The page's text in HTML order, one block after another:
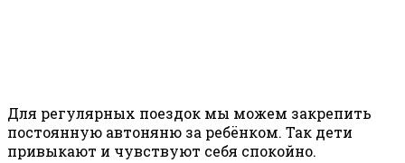
Для регулярных поездок мы можем закрепить
постоянную автоняню за ребёнком. Так дети
привыкают и чувствуют себя спокойно.